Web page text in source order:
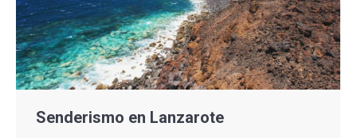
Senderismo en Lanzarote